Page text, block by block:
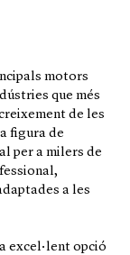
motors
que més
de les
figura de
per a milers de
a les
excel·lent opció